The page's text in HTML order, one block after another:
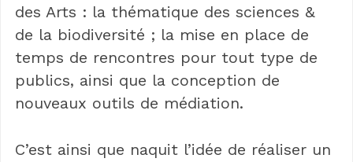
des Arts : la thématique des sciences &
de la biodiversité ; la mise en place de
temps de rencontres pour tout type de
publics, ainsi que la conception de
nouveaux outils de médiation.
C’est ainsi que naquit l’idée de réaliser un